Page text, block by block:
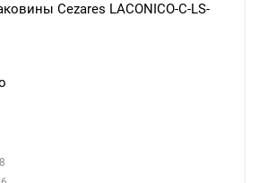
Cezares LACONICO-C-LS-